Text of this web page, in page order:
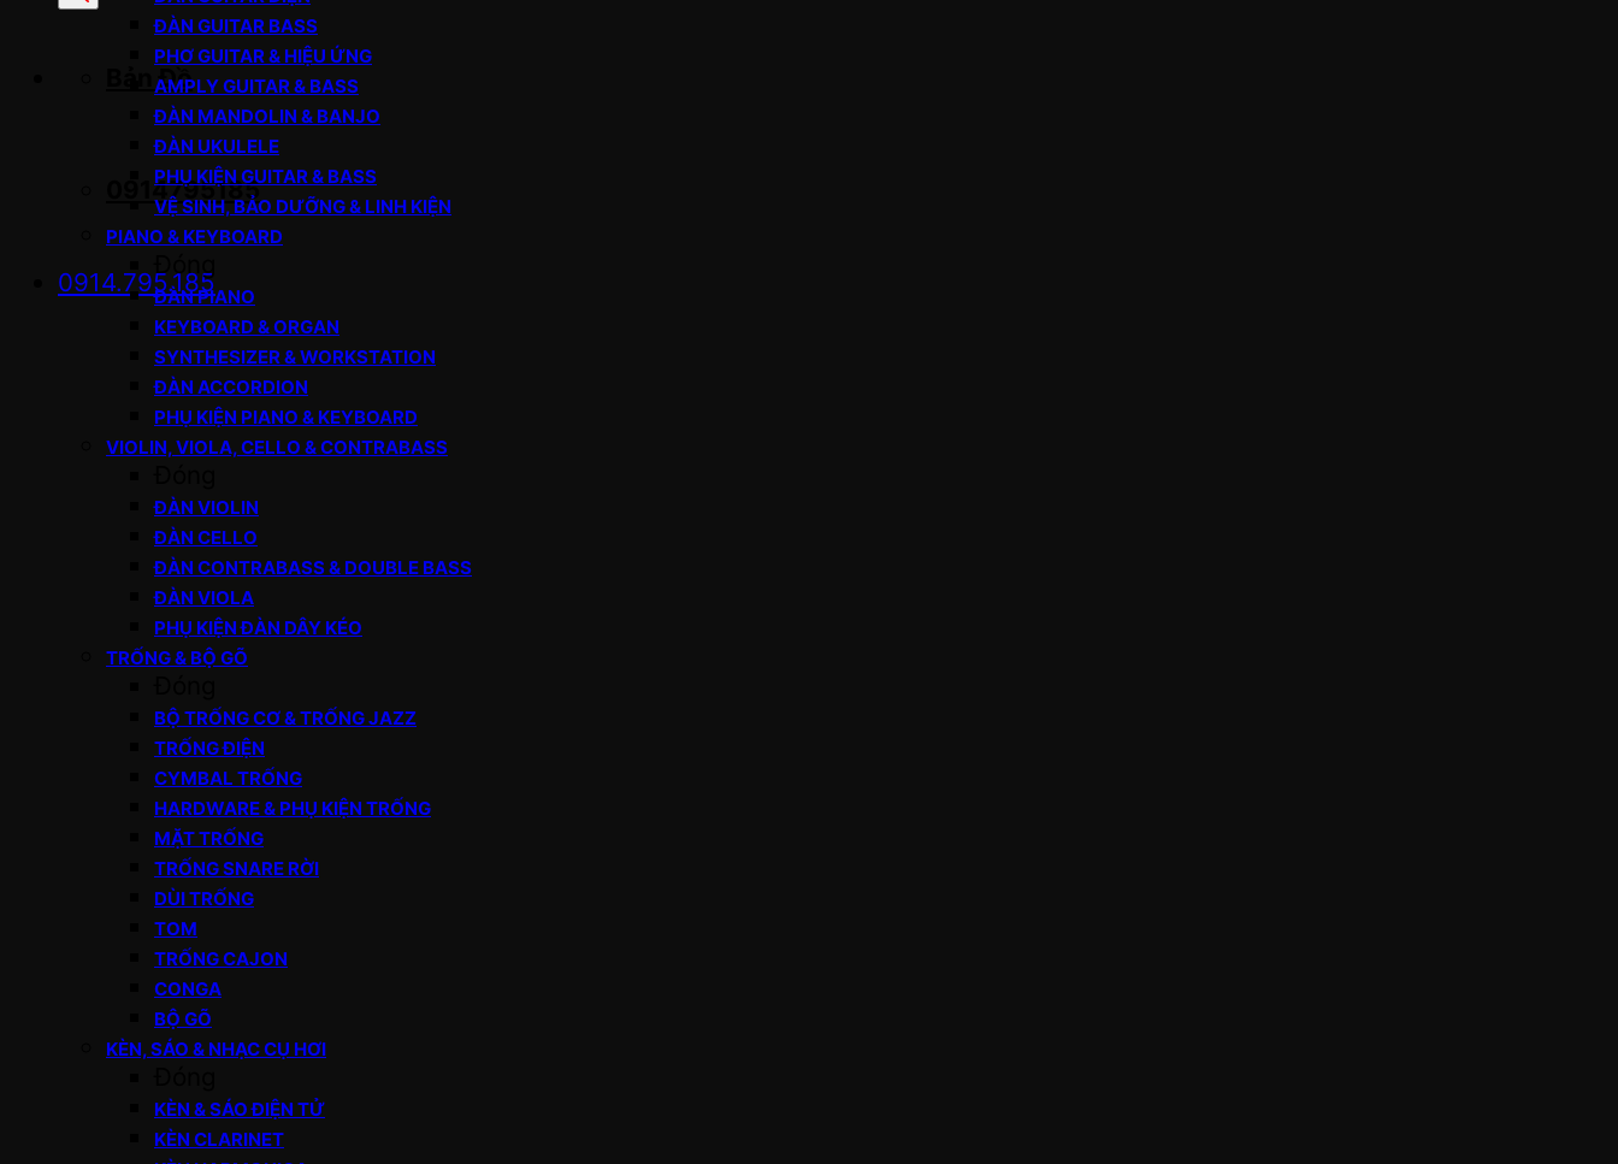
Bản Đồ
0914795185
0914.795.185
ĐÀN GUITAR BASS
PHƠ GUITAR & HIỆU ỨNG
AMPLY GUITAR & BASS
ĐÀN MANDOLIN & BANJO
ĐÀN UKULELE
PHỤ KIỆN GUITAR & BASS
VỆ SINH, BẢO DƯỠNG & LINH KIỆN
PIANO & KEYBOARD
ĐÀN PIANO
KEYBOARD & ORGAN
SYNTHESIZER & WORKSTATION
ĐÀN ACCORDION
PHỤ KIỆN PIANO & KEYBOARD
VIOLIN, VIOLA, CELLO & CONTRABASS
ĐÀN VIOLIN
ĐÀN CELLO
ĐÀN CONTRABASS & DOUBLE BASS
ĐÀN VIOLA
PHỤ KIỆN ĐÀN DÂY KÉO
TRỐNG & BỘ GÕ
BỘ TRỐNG CƠ & TRỐNG JAZZ
TRỐNG ĐIỆN
CYMBAL TRỐNG
HARDWARE & PHỤ KIỆN TRỐNG
MẶT TRỐNG
TRỐNG SNARE RỜI
DÙI TRỐNG
TOM
TRỐNG CAJON
CONGA
BỘ GÕ
KÈN, SÁO & NHẠC CỤ HƠI
KÈN & SÁO ĐIỆN TỬ
KÈN CLARINET